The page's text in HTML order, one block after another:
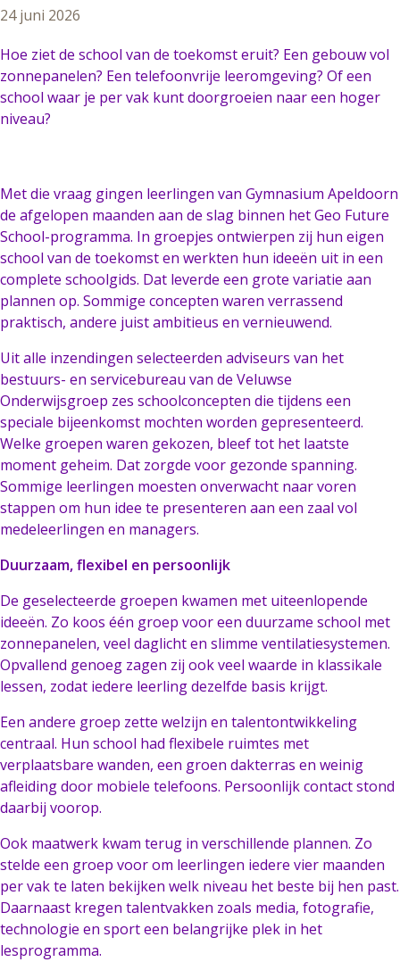
24 juni 2026
Hoe ziet de school van de toekomst eruit? Een gebouw vol
zonnepanelen? Een telefoonvrije leeromgeving? Of een
school waar je per vak kunt doorgroeien naar een hoger
niveau?
Met die vraag gingen leerlingen van Gymnasium Apeldoorn
de afgelopen maanden aan de slag binnen het Geo Future
School-programma. In groepjes ontwierpen zij hun eigen
school van de toekomst en werkten hun ideeën uit in een
complete schoolgids. Dat leverde een grote variatie aan
plannen op. Sommige concepten waren verrassend
praktisch, andere juist ambitieus en vernieuwend.
Uit alle inzendingen selecteerden adviseurs van het
bestuurs- en servicebureau van de Veluwse
Onderwijsgroep zes schoolconcepten die tijdens een
speciale bijeenkomst mochten worden gepresenteerd.
Welke groepen waren gekozen, bleef tot het laatste
moment geheim. Dat zorgde voor gezonde spanning.
Sommige leerlingen moesten onverwacht naar voren
stappen om hun idee te presenteren aan een zaal vol
medeleerlingen en managers.
Duurzaam, flexibel en persoonlijk
De geselecteerde groepen kwamen met uiteenlopende
ideeën. Zo koos één groep voor een duurzame school met
zonnepanelen, veel daglicht en slimme ventilatiesystemen.
Opvallend genoeg zagen zij ook veel waarde in klassikale
lessen, zodat iedere leerling dezelfde basis krijgt.
Een andere groep zette welzijn en talentontwikkeling
centraal. Hun school had flexibele ruimtes met
verplaatsbare wanden, een groen dakterras en weinig
afleiding door mobiele telefoons. Persoonlijk contact stond
daarbij voorop.
Ook maatwerk kwam terug in verschillende plannen. Zo
stelde een groep voor om leerlingen iedere vier maanden
per vak te laten bekijken welk niveau het beste bij hen past.
Daarnaast kregen talentvakken zoals media, fotografie,
technologie en sport een belangrijke plek in het
lesprogramma.